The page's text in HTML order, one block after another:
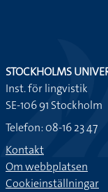
STOCKHOLMS
Inst. för lingvistik
SE-106 91 Stockholm
Telefon: 08-16 23 47
Kontakt
Om webbplatsen
Cookieinställningar